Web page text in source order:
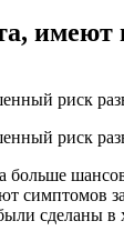
сделаны в